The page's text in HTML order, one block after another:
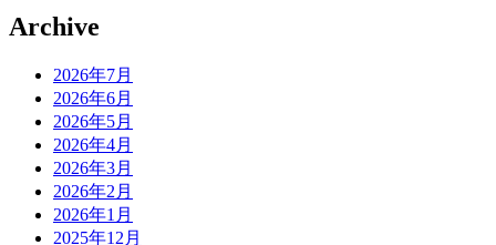
Archive
2026年7月
2026年6月
2026年5月
2026年4月
2026年3月
2026年2月
2026年1月
2025年12月